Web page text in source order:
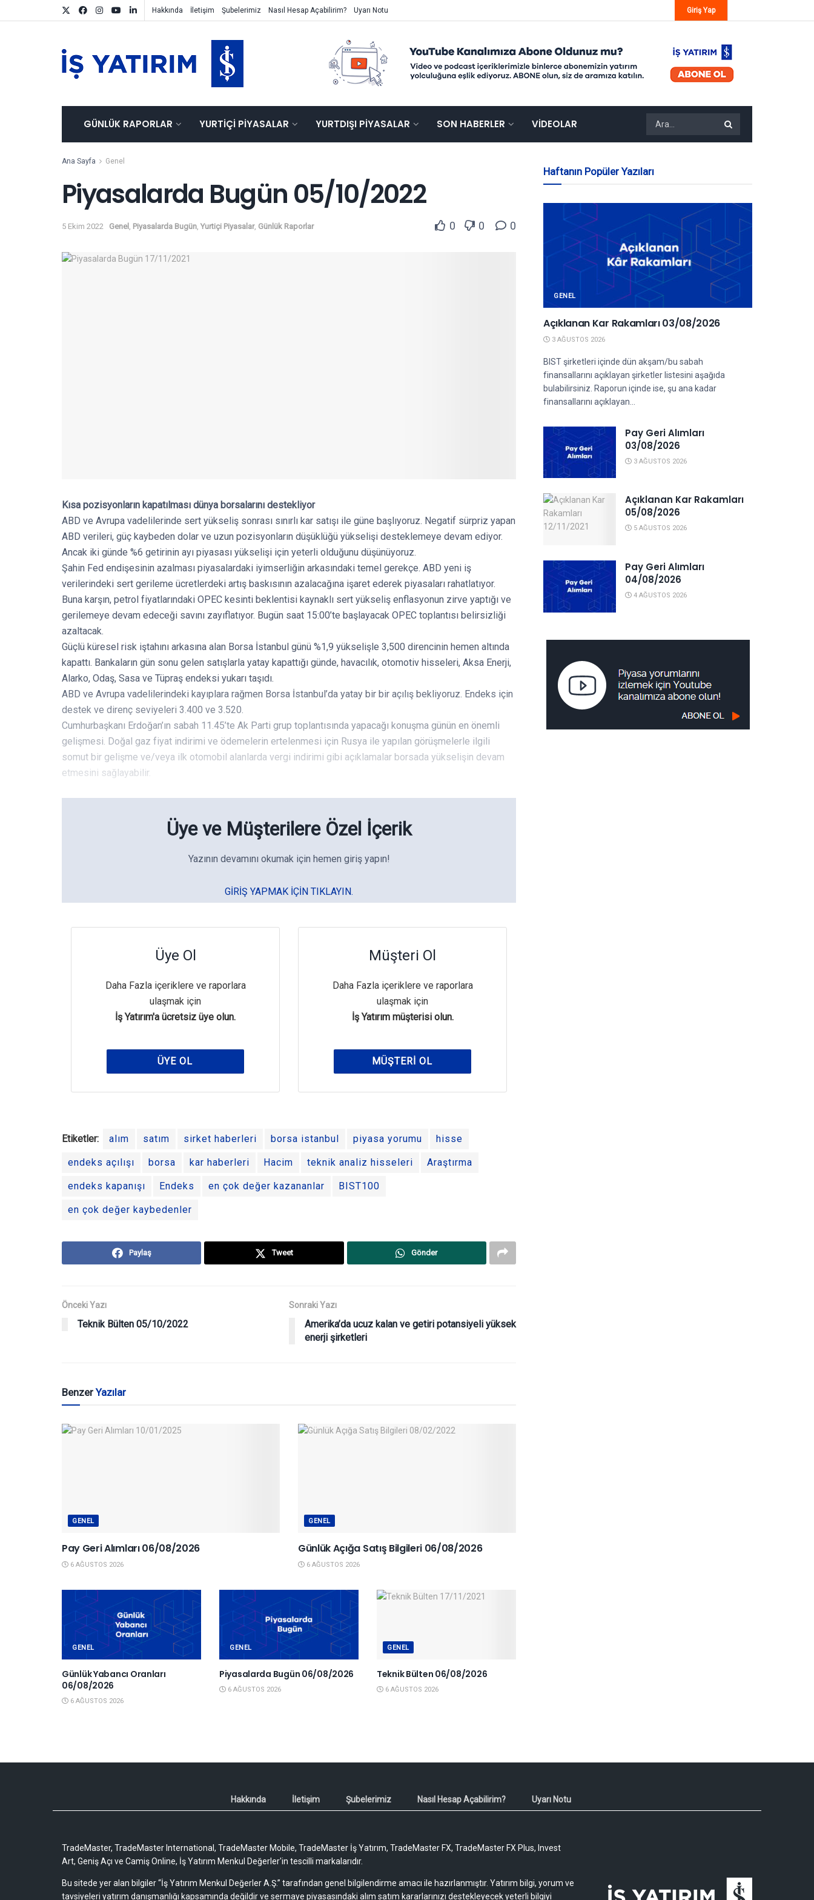
Hakkında İletişim Şubelerimiz Nasıl Hesap Açabilirim? Uyarı Notu Giriş Yap
GÜNLÜK RAPORLAR YURTIÇI PIYASALAR YURTDIŞI PIYASALAR SON HABERLER VIDEOLAR
Ana Sayfa Genel
Piyasalarda Bugün 05/10/2022
5 Ekim 2022 Genel Piyasalarda Bugün Yurtiçi Piyasalar, Günlük Raporlar 0 0 0
Kısa pozisyonların kapatılması dünya borsalarını destekliyor
ABD ve Avrupa vadelilerinde sert yükseliş sonrası sınırlı kar satışı ile güne başlıyoruz. Negatif sürpriz yapan
ABD verileri, güç kaybeden dolar ve uzun pozisyonların düşüklüğü yükselişi desteklemeye devam ediyor.
Ancak iki günde %6 getirinin ayı piyasası yükselişi için yeterli olduğunu düşünüyoruz.
Şahin Fed endişesinin azalması piyasalardaki iyimserliğin arkasındaki temel gerekçe. ABD yeni iş
verilerindeki sert gerileme ücretlerdeki artış baskısının azalacağına işaret ederek piyasaları rahatlatıyor.
Buna karşın, petrol fiyatlarındaki OPEC kesinti beklentisi kaynaklı sert yükseliş enflasyonun zirve yaptığı ve
gerilemeye devam edeceği savını zayıflatıyor. Bugün saat 15:00’te başlayacak OPEC toplantısı belirsizliği
azaltacak.
Güçlü küresel risk iştahını arkasına alan Borsa İstanbul günü %1,9 yükselişle 3,500 direncinin hemen altında
kapattı. Bankaların gün sonu gelen satışlarla yatay kapattığı günde, havacılık, otomotiv hisseleri, Aksa Enerji,
Alarko, Odaş, Sasa ve Tüpraş endeksi yukarı taşıdı.
ABD ve Avrupa vadelilerindeki kayıplara rağmen Borsa İstanbul’da yatay bir bir açılış bekliyoruz. Endeks için
destek ve direnç seviyeleri 3.400 ve 3.520.
Cumhurbaşkanı Erdoğan’ın sabah 11.45’te Ak Parti grup toplantısında yapacağı konuşma günün en önemli
gelişmesi. Doğal gaz fiyat indirimi ve ödemelerin ertelenmesi için Rusya ile yapılan görüşmelerle ilgili
somut bir gelişme ve/veya ilk otomobil alanlarda vergi indirimi gibi açıklamalar borsada yükselişin devam
etmesini sağlayabilir.
Üye ve Müşterilere Özel İçerik
Yazının devamını okumak için hemen giriş yapın!
GIRIŞ YAPMAK IÇIN TIKLAYIN.
Üye Ol
Daha Fazla içeriklere ve raporlara
ulaşmak için
İş Yatırım'a ücretsiz üye olun.
ÜYE OL
Müşteri Ol
Daha Fazla içeriklere ve raporlara
ulaşmak için
İş Yatırım müşterisi olun.
MÜŞTERI OL
Etiketler: alım satım sirket haberleri borsa istanbul piyasa yorumu hisse
endeks açılışı borsa kar haberleri Hacim teknik analiz hisseleri Araştırma
endeks kapanışı Endeks en çok değer kazananlar BIST100
en çok değer kaybedenler
Paylaş Tweet Gönder
Önceki Yazı
Teknik Bülten 05/10/2022
Sonraki Yazı
Amerika’da ucuz kalan ve getiri potansiyeli yüksek
enerji şirketleri
BenzerYazılar
GENEL
Pay Geri Alımları 06/08/2026
6 AĞUSTOS 2026
GENEL
Günlük Açığa Satış Bilgileri 06/08/2026
6 AĞUSTOS 2026
GENEL
Günlük Yabancı Oranları
06/08/2026
6 AĞUSTOS 2026
GENEL
Piyasalarda Bugün 06/08/2026
6 AĞUSTOS 2026
GENEL
Teknik Bülten 06/08/2026
6 AĞUSTOS 2026
Haftanın Popüler Yazıları
GENEL
Açıklanan Kar Rakamları 03/08/2026
3 AĞUSTOS 2026
BIST şirketleri içinde dün akşam/bu sabah
finansallarını açıklayan şirketler listesini aşağıda
bulabilirsiniz. Raporun içinde ise, şu ana kadar
finansallarını açıklayan...
Pay Geri Alımları
03/08/2026
3 AĞUSTOS 2026
Açıklanan Kar Rakamları
05/08/2026
5 AĞUSTOS 2026
Pay Geri Alımları
04/08/2026
4 AĞUSTOS 2026
Hakkında İletişim Şubelerimiz Nasıl Hesap Açabilirim? Uyarı Notu
TradeMaster, TradeMaster International, TradeMaster Mobile, TradeMaster İş Yatırım, TradeMaster FX, TradeMaster FX Plus, Invest
Art, Geniş Açı ve Camiş Online, İş Yatırım Menkul Değerler'in tescilli markalarıdır.
Bu sitede yer alan bilgiler “İş Yatırım Menkul Değerler A.Ş.” tarafından genel bilgilendirme amacı ile hazırlanmıştır. Yatırım bilgi, yorum ve
tavsiyeleri yatırım danışmanlığı kapsamında değildir ve sermaye piyasasındaki alım satım kararlarınızı destekleyecek yeterli bilgiyi